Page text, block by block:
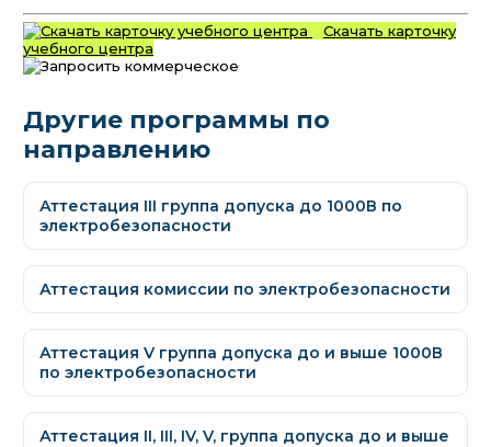
Скачать карточку
учебного центра
Другие программы по
направлению
Аттестация III группа допуска до 1000В по
электробезопасности
Аттестация комиссии по электробезопасности
Аттестация V группа допуска до и выше 1000В
по электробезопасности
Аттестация II, III, IV, V, группа допуска до и выше